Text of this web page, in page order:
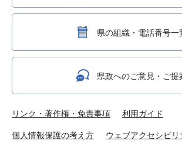
県の組織・電話番号一
県政へのご意見・ご提
リンク・著作権・免責事項 利用ガイド
個人情報保護の考え方 ウェブアクセシビリ